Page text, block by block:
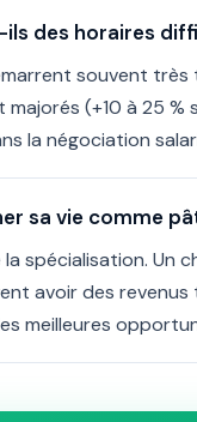
des horaires
souvent
(+10 à 25 %
la négociation
sa vie comme
spécialisation. Un
avoir des revenus
meilleures